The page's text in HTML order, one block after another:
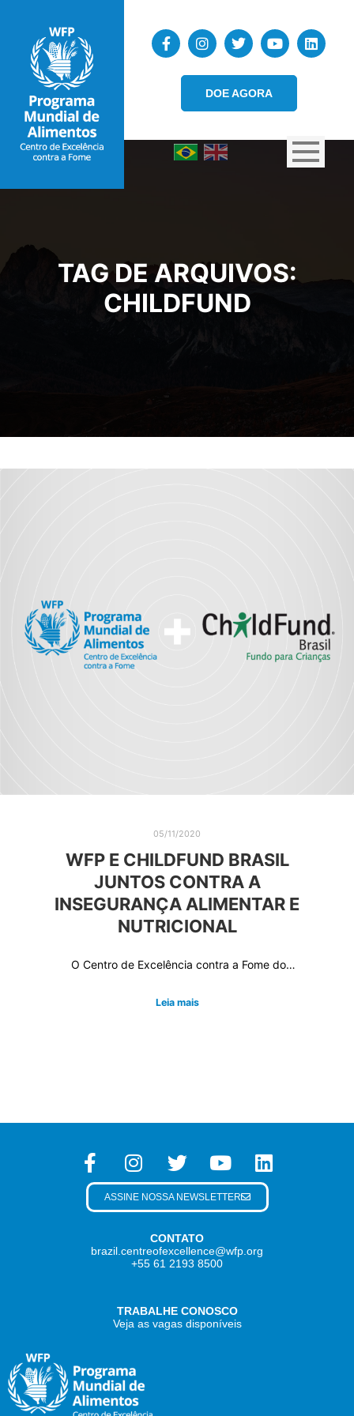
DOE AGORA
TAG DE ARQUIVOS:
CHILDFUND
05/11/2020
WFP E CHILDFUND BRASIL
JUNTOS CONTRA A
INSEGURANÇA ALIMENTAR E
NUTRICIONAL
O Centro de Excelência contra a Fome do…
Leia mais
CONTATO
brazil.centreofexcellence@wfp.org
+55 61 2193 8500
TRABALHE CONOSCO
Veja as vagas disponíveis
ASSINE NOSSA NEWSLETTER